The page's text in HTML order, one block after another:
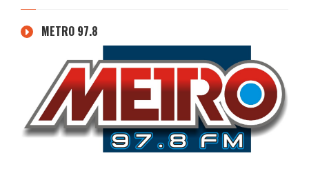
METRO 97.8